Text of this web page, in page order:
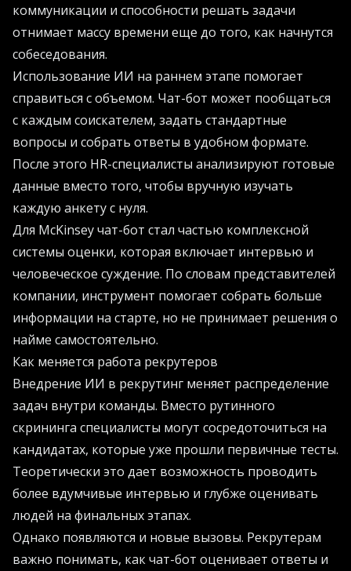
коммуникации и способности решать задачи
отнимает массу времени еще до того, как начнутся
собеседования.
Использование ИИ на раннем этапе помогает
справиться с объемом. Чат-бот может пообщаться
с каждым соискателем, задать стандартные
вопросы и собрать ответы в удобном формате.
После этого HR-специалисты анализируют готовые
данные вместо того, чтобы вручную изучать
каждую анкету с нуля.
Для McKinsey чат-бот стал частью комплексной
системы оценки, которая включает интервью и
человеческое суждение. По словам представителей
компании, инструмент помогает собрать больше
информации на старте, но не принимает решения о
найме самостоятельно.
Как меняется работа рекрутеров
Внедрение ИИ в рекрутинг меняет распределение
задач внутри команды. Вместо рутинного
скрининга специалисты могут сосредоточиться на
кандидатах, которые уже прошли первичные тесты.
Теоретически это дает возможность проводить
более вдумчивые интервью и глубже оценивать
людей на финальных этапах.
Однако появляются и новые вызовы. Рекрутерам
важно понимать, как чат-бот оценивает ответы и